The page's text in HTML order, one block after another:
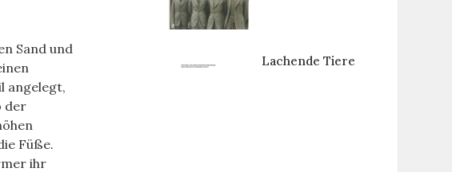
Sand und
angelegt,
der
Füße.
ihr
Lachende Tiere